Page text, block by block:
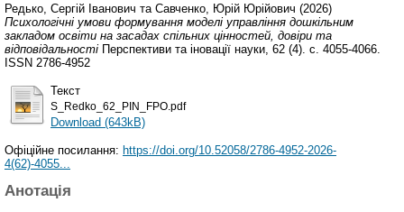
Редько, Сергій Іванович та Савченко, Юрій Юрійович (2026)
Психологічні умови формування моделі управління дошкільним
закладом освіти на засадах спільних цінностей, довіри та
відповідальності Перспективи та іновації науки, 62 (4). с. 4055-4066.
ISSN 2786-4952
Текст
S_Redko_62_PIN_FPO.pdf
Download (643kB)
Офіційне посилання: https://doi.org/10.52058/2786-4952-2026-
4(62)-4055...
Анотація